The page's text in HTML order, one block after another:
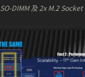
DIMM 及 2x M.2 Socket